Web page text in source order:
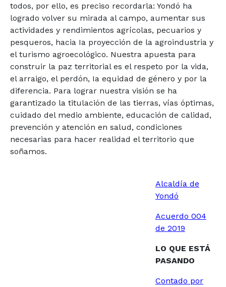
todos, por ello, es preciso recordarla: Yondó ha
logrado volver su mirada al campo, aumentar sus
actividades y rendimientos agrícolas, pecuarios y
pesqueros, hacia Ia proyección de la agroindustria y
el turismo agroecológico. Nuestra apuesta para
construir la paz territorial es el respeto por la vida,
el arraigo, el perdón, Ia equidad de género y por la
diferencia. Para lograr nuestra visión se ha
garantizado la titulación de las tierras, vías óptimas,
cuidado del medio ambiente, educación de calidad,
prevención y atención en salud, condiciones
necesarias para hacer realidad el territorio que
soñamos.
Alcaldía de
Yondó
Acuerdo 004
de 2019
LO QUE ESTÁ
PASANDO
Contado por